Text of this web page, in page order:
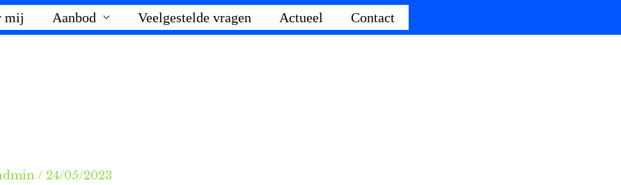
mij Aanbod Veelgestelde vragen Actueel Contact
/ 24/05/2023